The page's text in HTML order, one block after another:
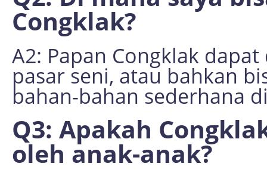
Congklak?
A2: Papan Congklak
pasar seni, atau bahkan
bahan-bahan sederhana
Q3: Apakah
oleh anak-anak?